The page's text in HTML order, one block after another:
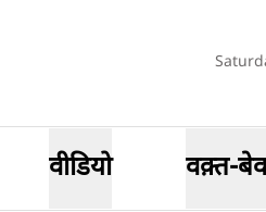
वीडियो वक़्त-